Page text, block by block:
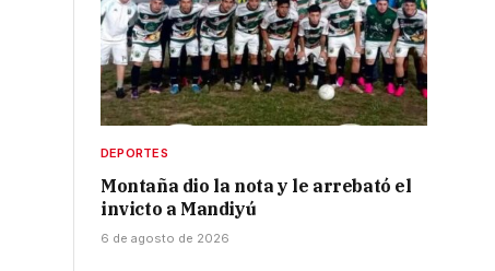
DEPORTES
Montaña dio la nota y le arrebató el
invicto a Mandiyú
6 de agosto de 2026